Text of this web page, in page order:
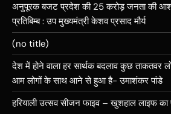
अनुपूरक बजट प्रदेश की 25 करोड़ जनता की
प्रतिबिम्ब : उप मुख्यमंत्री केशव प्रसाद मौर्य
(no title)
देश में होने वाला हर सार्थक बदलाव कुछ ताकतवर
आम लोगों के साथ आने से हुआ है- उमाशंकर पांडे
हरियाली उत्सव सीजन फाइव – खुशहाल लाइफ का